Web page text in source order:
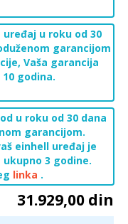
u roku od 30
garancijom
Vaša garancija
godina.
u roku od 30 dana
garancijom.
einhell uređaj je
ukupno 3 godine.
linka .
31.929,00 din